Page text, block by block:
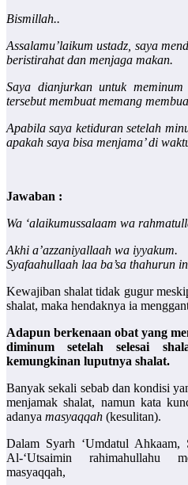
Bismillah..
Assalamu’laikum ustadz, saya
beristirahat dan menjaga makan.
Saya dianjurkan untuk
tersebut membuat memang
Apabila saya ketiduran setelah
apakah saya bisa menjama’ di
Jawaban :
Wa ‘alaikumussalaam wa
Akhi a’azzaniyallaah wa iyyakum.
Syafaahullaah laa ba’sa thahurun
Kewajiban shalat tidak gugur
shalat, maka hendaknya ia
Adapun berkenaan obat yang
diminum setelah selesai
kemungkinan luputnya shalat.
Banyak sekali sebab dan kondisi
menjamak shalat, namun kata
adanya masyaqqah (kesulitan).
Dalam Syarh ‘Umdatul
Al-‘Utsaimin rahimahullahu
masyaqqah,